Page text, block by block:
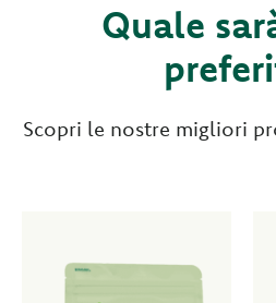
Quale
Scopri le nostre migliori